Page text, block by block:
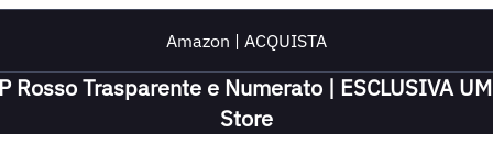
Amazon | ACQUISTA
Rosso Trasparente e Numerato | ESCLUSIVA
Store